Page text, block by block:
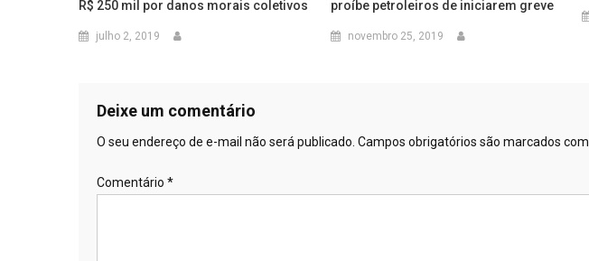
R$ 250 mil por danos morais coletivos
julho 2, 2019
proíbe petroleiros de iniciarem greve
novembro 25, 2019
Deixe um comentário
O seu endereço de e-mail não será publicado. Campos obrigatórios são marcados com
Comentário *